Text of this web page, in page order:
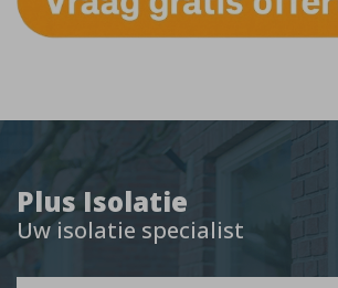
Plus Isolatie
Uw isolatie specialist